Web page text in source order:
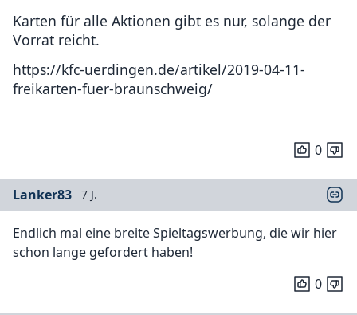
Karten für alle Aktionen gibt es nur, solange der
Vorrat reicht.
https://kfc-uerdingen.de/artikel/2019-04-11-
freikarten-fuer-braunschweig/
0
Lanker83 7 J.
Endlich mal eine breite Spieltagswerbung, die wir hier
schon lange gefordert haben!
0